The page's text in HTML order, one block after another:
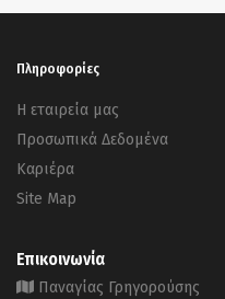
Πληροφορίες
Η εταιρεία μας
Προσωπικά Δεδομένα
Καριέρα
Site Map
Επικοινωνία
Παναγίας Γρηγορούσης